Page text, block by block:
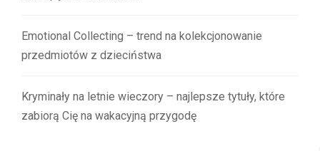
Emotional Collecting – trend na kolekcjonowanie
przedmiotów z dzieciństwa
Kryminały na letnie wieczory – najlepsze tytuły, które
zabiorą Cię na wakacyjną przygodę